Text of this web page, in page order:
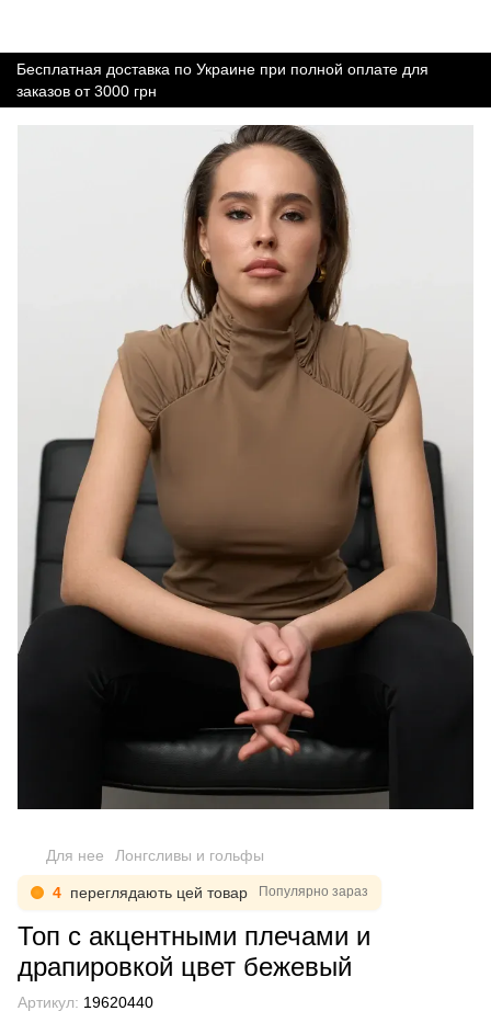
Бесплатная доставка по Украине при полной оплате для
заказов от 3000 грн
Для нее Лонгсливы и гольфы
4 переглядають цей товар Популярно зараз
Топ с акцентными плечами и
драпировкой цвет бежевый
Артикул: 19620440